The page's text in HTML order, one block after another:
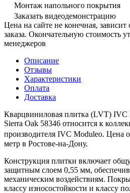
Монтаж напольного покрытия
Заказать видеодемонстрацию
Цена на сайте не конечная,
заказа. Окончательную стоимость
менеджеров
Описание
Отзывы
Характеристики
Оплата
Доставка
Кварцвиниловая плитка (LVT) IVC
Sierra Oak 58346 относится к
производителя IVС Moduleo. Цена
метр в Ростове-на-Дону.
Конструкция плитки включает
защитным слоем 0,55 мм,
механическим воздействиям.
классу износостойкости и классу